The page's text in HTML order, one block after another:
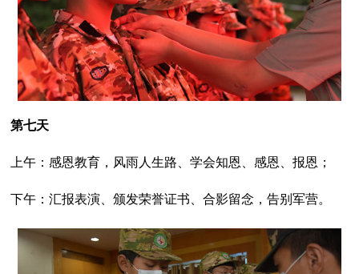
第七天
上午：感恩教育，风雨人生路、学会知恩、感恩、报恩；
下午：汇报表演、颁发荣誉证书、合影留念，告别军营。